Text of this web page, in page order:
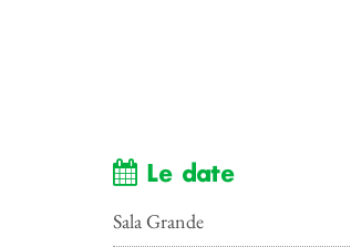
Le date
Sala Grande